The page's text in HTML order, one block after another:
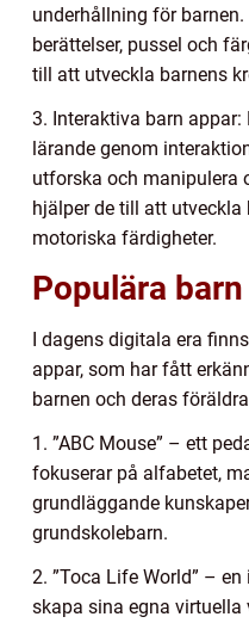
underhållning för
berättelser, pussel och
till att utveckla barnens
3. Interaktiva barn
lärande genom
utforska och manipulera
hjälper de till att
motoriska färdigheter.
Populära
I dagens digitala era
appar, som har fått
barnen och deras
1. ”ABC Mouse” – ett
fokuserar på alfabetet,
grundläggande
grundskolebarn.
2. ”Toca Life World” –
skapa sina egna virtuella